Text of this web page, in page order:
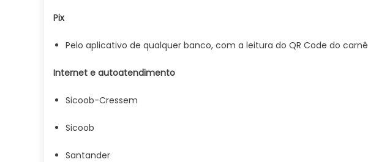
Pix
Pelo aplicativo de qualquer banco, com a leitura do QR Code do carnê
Internet e autoatendimento
Sicoob-Cressem
Sicoob
Santander